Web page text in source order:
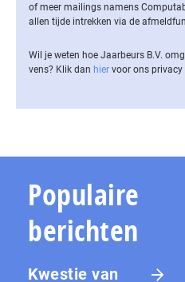
of meer mailings namens
allen tijde intrekken via de
Wil je weten hoe Jaarbeurs B.V.
vens? Klik dan hier voor ons
Populaire
berichten
Kwestie van